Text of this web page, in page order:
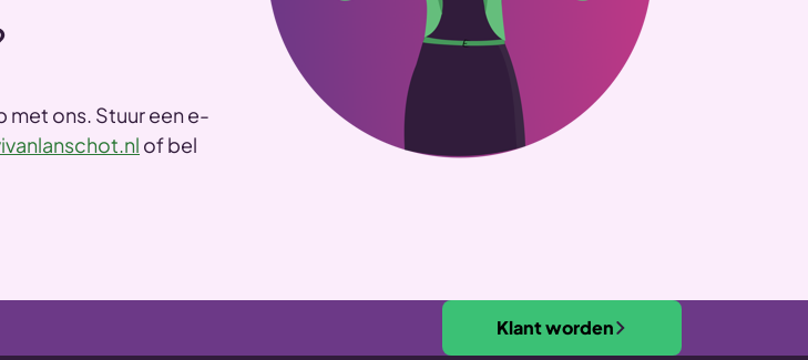
ons. Stuur een e-
of bel
Klant worden